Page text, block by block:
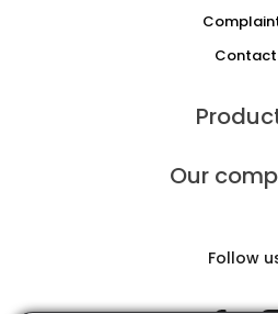
Contact
Our
Follow